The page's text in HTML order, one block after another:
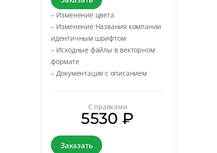
– Изменение цвета
– Изменение Названия компании
идентичным шрифтом
– Исходные файлы в векторном
формате
– Документация с описанием
С правками
5530 ₽
Заказать